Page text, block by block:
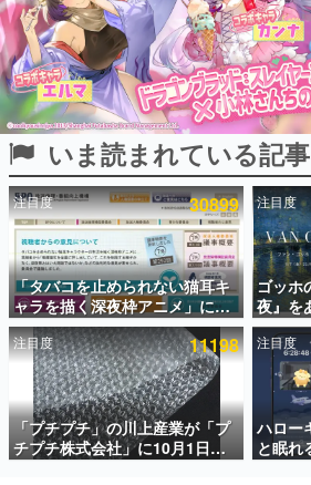
アプリセール情報
インタビュー
連載・特集一覧
殿堂入り記事
SNS拡散数が数千以上！ ペー
ど。多くの人々に読まれた、電
事をまとめました。
ゲームの企画書
名作ゲームクリエイターの方
聞きし、ヒットする企画（ゲ
きます。
赫本
この物語を解いてはいけない
の形をした短編ホラー小説集で
新世代に訊く
これからのデジタルゲーム市
の姿を追い、彼らのルーツと
いま読まれている記事
注目度 30899
「タバコを止められない猫耳キ
ャラを描く深夜枠アニメ」に視
聴者の一部から批判意見。違法
薬物の使用と思しき描写も含め
て、BPOが議論を交わす
注目度
ゴッホ
夜』を
ッグな
り2日
注目度 11198
「プチプチ」の川上産業が「プ
チプチ株式会社」に10月1日よ
り社名変更へ。創業58年で初め
注目度
ハロー
と眠れ
『ゆめ